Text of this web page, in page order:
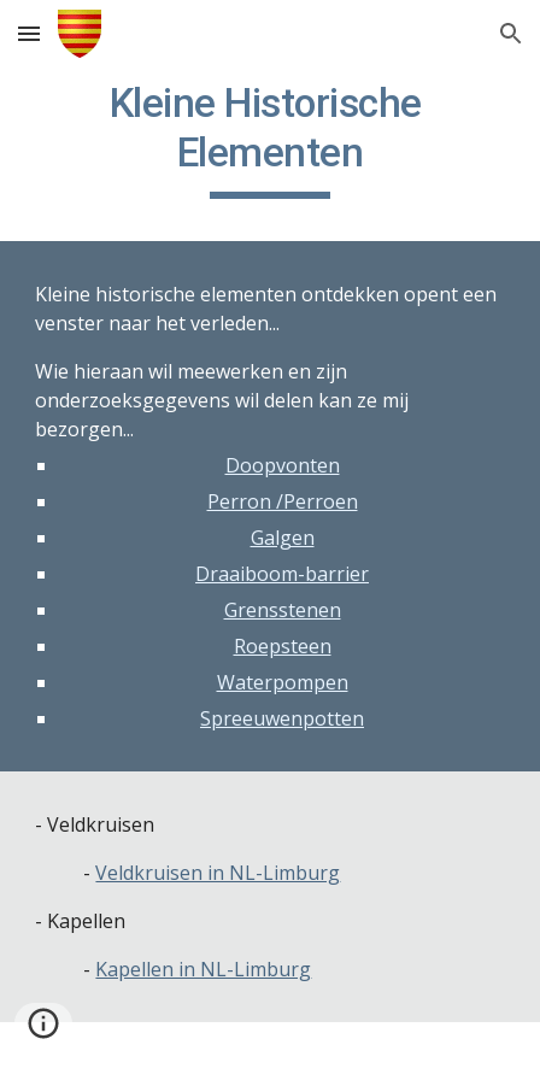
Skip to main content Skip to navigation
Kleine Historische
Elementen
Kleine historische elementen ontdekken opent een
venster naar het verleden...
Wie hieraan wil meewerken en zijn
onderzoeksgegevens wil delen kan ze mij
bezorgen...
Doopvonten
Perron /Perroen
Galgen
Draaiboom-barrier
Grensstenen
Roepsteen
Waterpompen
Spreeuwenpotten
- Veldkruisen
          -
Veldkruisen in NL-Limburg
- Kapellen
          -
Kapellen in NL-Limburg